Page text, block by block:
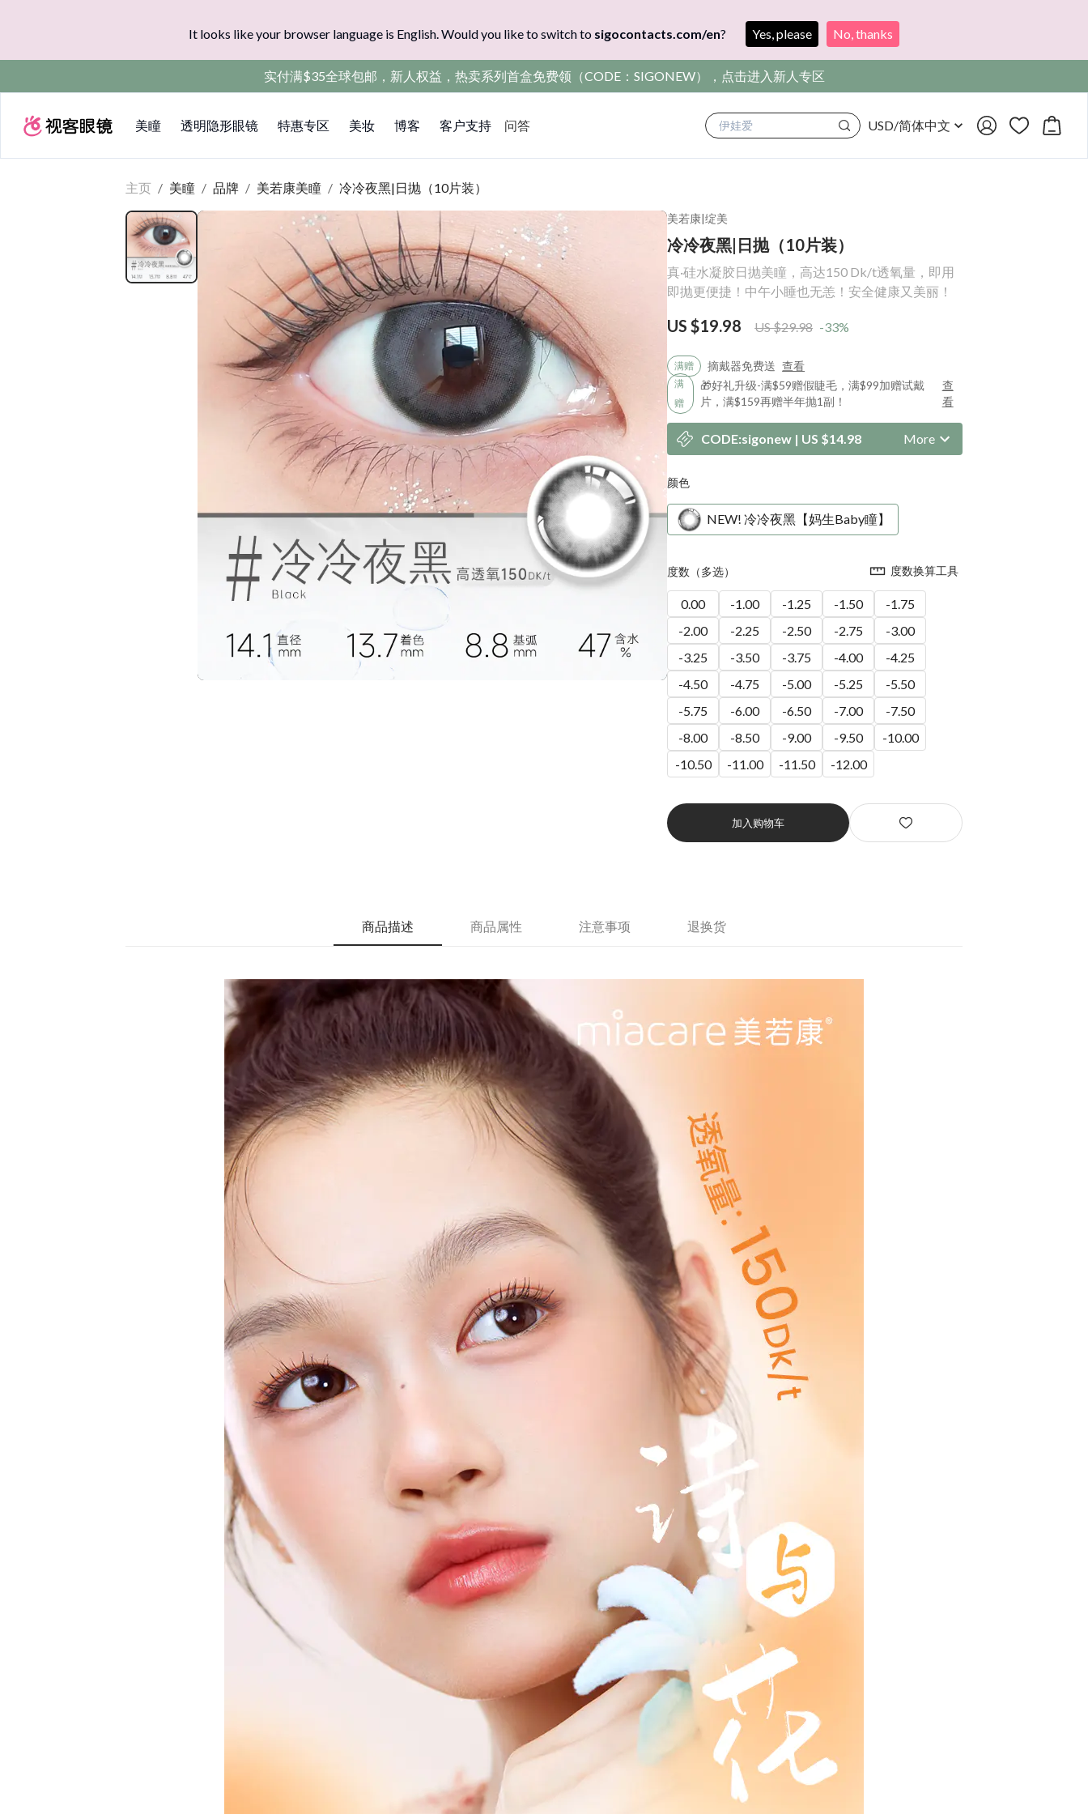
It looks like your browser language is English. Would you like to switch to sigocontacts.com/en? Yes, please No, thanks
实付满$35全球包邮，新人权益，热卖系列首盒免费领（CODE：SIGONEW），点击进入新人专区
美瞳 透明隐形眼镜 特惠专区 美妆 博客 客户支持 问答 满着色 USD/简体中文
主页 / 美瞳 / 品牌 / 美若康美瞳 / 冷冷夜黑|日抛（10片装）
美若康|绽美
冷冷夜黑|日抛（10片装）
真·硅水凝胶日抛美瞳，高达150 Dk/t透氧量，即用
即抛更便捷！中午小睡也无恙！安全健康又美丽！
US $19.98 US $29.98 -33%
满赠 摘戴器免费送 查看
满
赠
🎁好礼升级-满$59赠假睫毛，满$99加赠试戴
片，满$159再赠半年抛1副！
查
看
CODE:sigonew | US $14.98 More
颜色
NEW! 冷冷夜黑【妈生Baby瞳】
度数（多选） 度数换算工具
0.00 -1.00 -1.25 -1.50
-1.75
-2.00
-2.25 -2.50 -2.75
-3.00
-3.25
-3.50 -3.75 -4.00
-4.25
-4.50
-4.75 -5.00 -5.25
-5.50
-5.75
-6.00 -6.50 -7.00
-7.50
-8.00
-8.50 -9.00 -9.50
-10.00
-10.50
-11.00 -11.50 -12.00
加入购物车
商品描述 商品属性 注意事项 退换货